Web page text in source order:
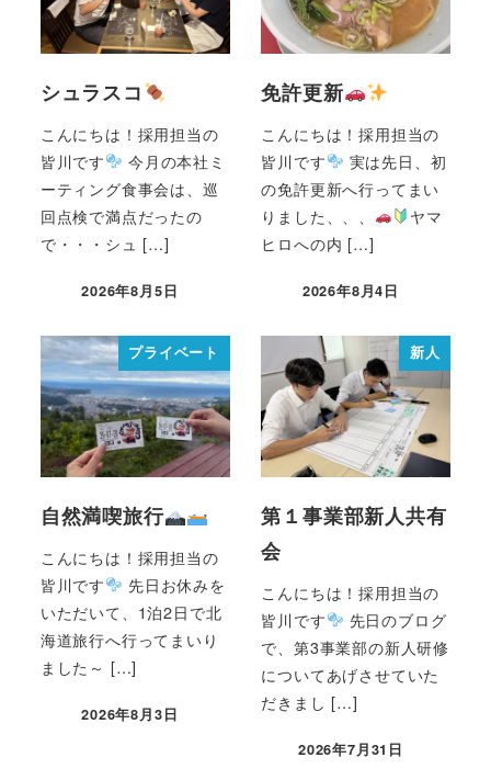
シュラスコ
こんにちは！採用担当の
皆川です
今月の本社ミ
ーティング食事会は、巡
回点検で満点だったの
で・・・シュ […]
2026年8月5日
免許更新
こんにちは！採用担当の
皆川です
実は先日、初
の免許更新へ行ってまい
りました、、、
ヤマ
ヒロへの内 […]
2026年8月4日
プライベート
自然満喫旅行
こんにちは！採用担当の
皆川です
先日お休みを
いただいて、1泊2日で北
海道旅行へ行ってまいり
ました～ […]
2026年8月3日
新人
第１事業部新人共有
会
こんにちは！採用担当の
皆川です
先日のブログ
で、第3事業部の新人研修
についてあげさせていた
だきまし […]
2026年7月31日